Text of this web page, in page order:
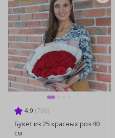
4.9 (766)
Букет из 25 красных роз 40
см